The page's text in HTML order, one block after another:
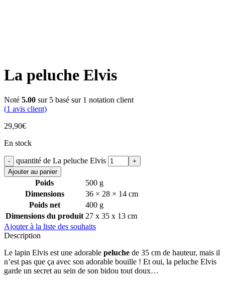
La peluche Elvis
Noté 5.00 sur 5 basé sur 1 notation client
(1 avis client)
29,90€
En stock
quantité de La peluche Elvis
Ajouter au panier
Poids
500 g
Dimensions
36 × 28 × 14 cm
Poids net
400 g
Dimensions du produit 27 x 35 x 13 cm
Ajouter à la liste des souhaits
Description
Le lapin Elvis est une adorable peluche de 35 cm de hauteur, mais il
n’est pas que ça avec son adorable bouille ! Et oui, la peluche Elvis
garde un secret au sein de son bidou tout doux…